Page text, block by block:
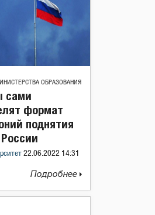
ОБРАЗОВАНИЯ
сами
формат
поднятия
22.06.2022 14:31
Подробнее